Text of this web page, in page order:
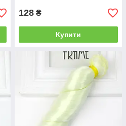
128 ₴
Купити